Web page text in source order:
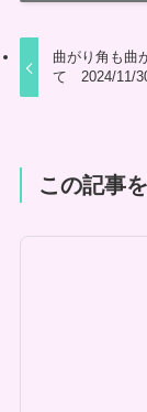
曲がり角も曲
て 2024/11/
この記事